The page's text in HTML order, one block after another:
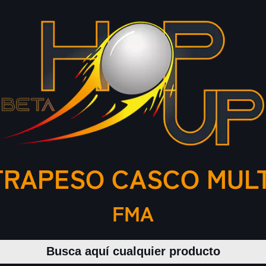
CASCO
FMA
Buscar productos